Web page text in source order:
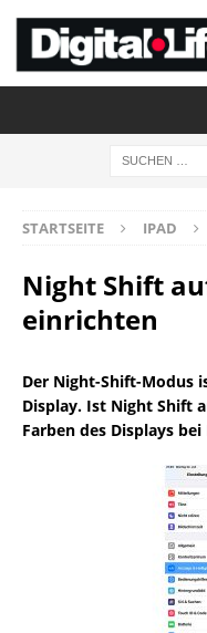
STARTSEITE IPAD
Night Shift
einrichten
Der Night-Shift-Modus
Display. Ist Night Shift
Farben des Displays